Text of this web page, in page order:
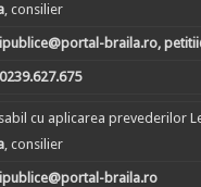
, consilier
braila.ro,
0239.627.675
cu aplicarea prevederilor
, consilier
braila.ro